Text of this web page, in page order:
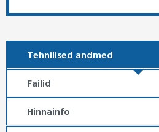
Tehnilised andmed
Failid
Hinnainfo